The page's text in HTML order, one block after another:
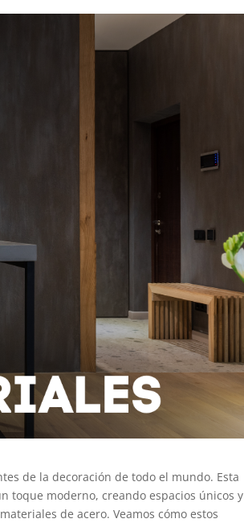
de la decoración de todo el mundo. Esta
toque moderno, creando espacios únicos y
de acero. Veamos cómo estos